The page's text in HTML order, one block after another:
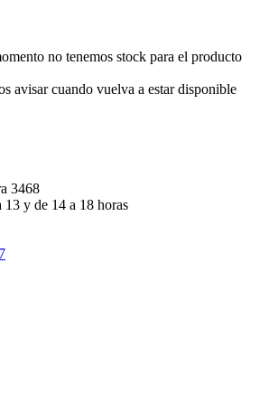
no tenemos stock para el producto
avisar cuando vuelva a estar disponible
3468
13 y de 14 a 18 horas